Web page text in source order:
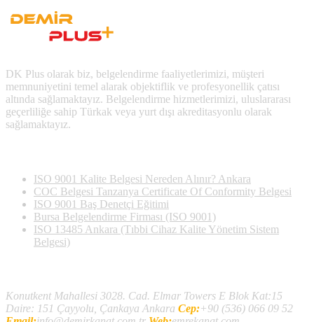
DK Plus olarak biz, belgelendirme faaliyetlerimizi, müşteri
memnuniyetini temel alarak objektiflik ve profesyonellik çatısı
altında sağlamaktayız. Belgelendirme hizmetlerimizi, uluslararası
geçerliliğe sahip Türkak veya yurt dışı akreditasyonlu olarak
sağlamaktayız.
ISO 9001 Kalite Belgesi Nereden Alınır? Ankara
COC Belgesi Tanzanya Certificate Of Conformity Belgesi
ISO 9001 Baş Denetçi Eğitimi
Bursa Belgelendirme Firması (ISO 9001)
ISO 13485 Ankara (Tıbbi Cihaz Kalite Yönetim Sistem
Belgesi)
Konutkent Mahallesi 3028. Cad. Elmar Towers E Blok Kat:15
Daire: 151 Çayyolu, Çankaya Ankara Cep:+90 (536) 066 09 52